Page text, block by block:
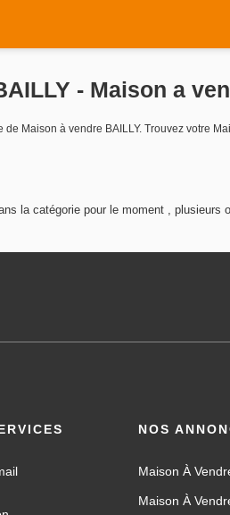
- Maison a
Maison à vendre BAILLY. Trouvez votre
la catégorie pour le moment , plusieurs
NOS
Maison À
Maison À